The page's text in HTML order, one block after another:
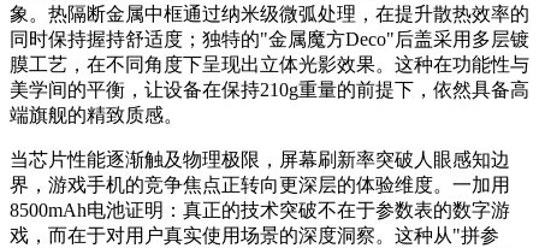
象。热隔断金属中框通过纳米级微弧处理，在提升散热效率的
同时保持握持舒适度；独特的"金属魔方Deco"后盖采用多层镀
膜工艺，在不同角度下呈现出立体光影效果。这种在功能性与
美学间的平衡，让设备在保持210g重量的前提下，依然具备高
端旗舰的精致质感。
当芯片性能逐渐触及物理极限，屏幕刷新率突破人眼感知边
界，游戏手机的竞争焦点正转向更深层的体验维度。一加用
8500mAh电池证明：真正的技术突破不在于参数表的数字游
戏，而在于对用户真实使用场景的深度洞察。这种从"拼参